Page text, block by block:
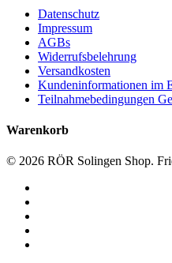
Datenschutz
Impressum
AGBs
Widerrufsbelehrung
Versandkosten
Kundeninformationen im
Teilnahmebedingungen
Warenkorb
© 2026 RÖR Solingen Shop.